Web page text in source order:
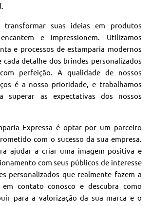
transformar suas ideias em produtos
e impressionem. Utilizamos
e processos de estamparia modernos
detalhe dos brindes personalizados
perfeição. A qualidade de nossos
é a nossa prioridade, e trabalhamos
superar as expectativas dos nossos
Expressa é optar por um parceiro
com o sucesso da sua empresa.
ajudar a criar uma imagem positiva e
com seus públicos de interesse
personalizados que realmente fazem a
contato conosco e descubra como
para a valorização da sua marca e o